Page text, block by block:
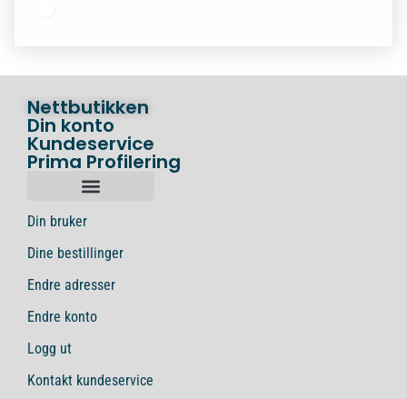
Nettbutikken
Din konto
Kundeservice
Prima Profilering
Din bruker
Dine bestillinger
Endre adresser
Endre konto
Logg ut
Kontakt kundeservice